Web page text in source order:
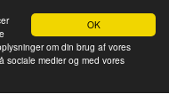
OK
om din brug af vores
sociale medier og med vores